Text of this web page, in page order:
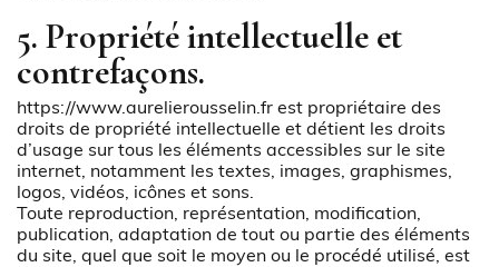
5. Propriété intellectuelle et
contrefaçons.
https://www.aurelierousselin.fr est propriétaire des
droits de propriété intellectuelle et détient les droits
d’usage sur tous les éléments accessibles sur le site
internet, notamment les textes, images, graphismes,
logos, vidéos, icônes et sons.
Toute reproduction, représentation, modification,
publication, adaptation de tout ou partie des éléments
du site, quel que soit le moyen ou le procédé utilisé, est